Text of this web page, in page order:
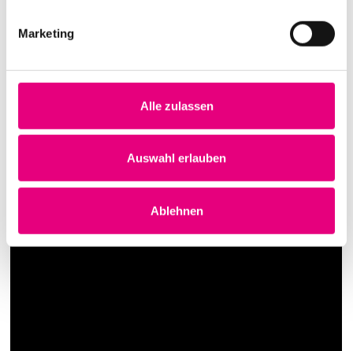
Marketing
Alle zulassen
Auswahl erlauben
Ablehnen